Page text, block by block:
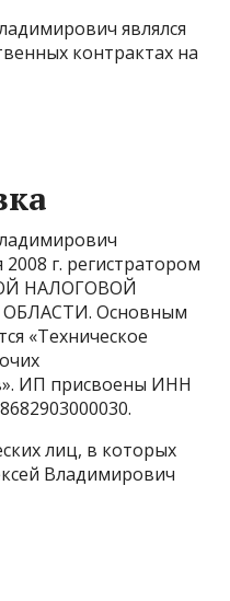
являлся
контрактах на
г. регистратором
НАЛОГОВОЙ
Основным
«Техническое
ИП присвоены ИНН
лиц, в которых
Владимирович